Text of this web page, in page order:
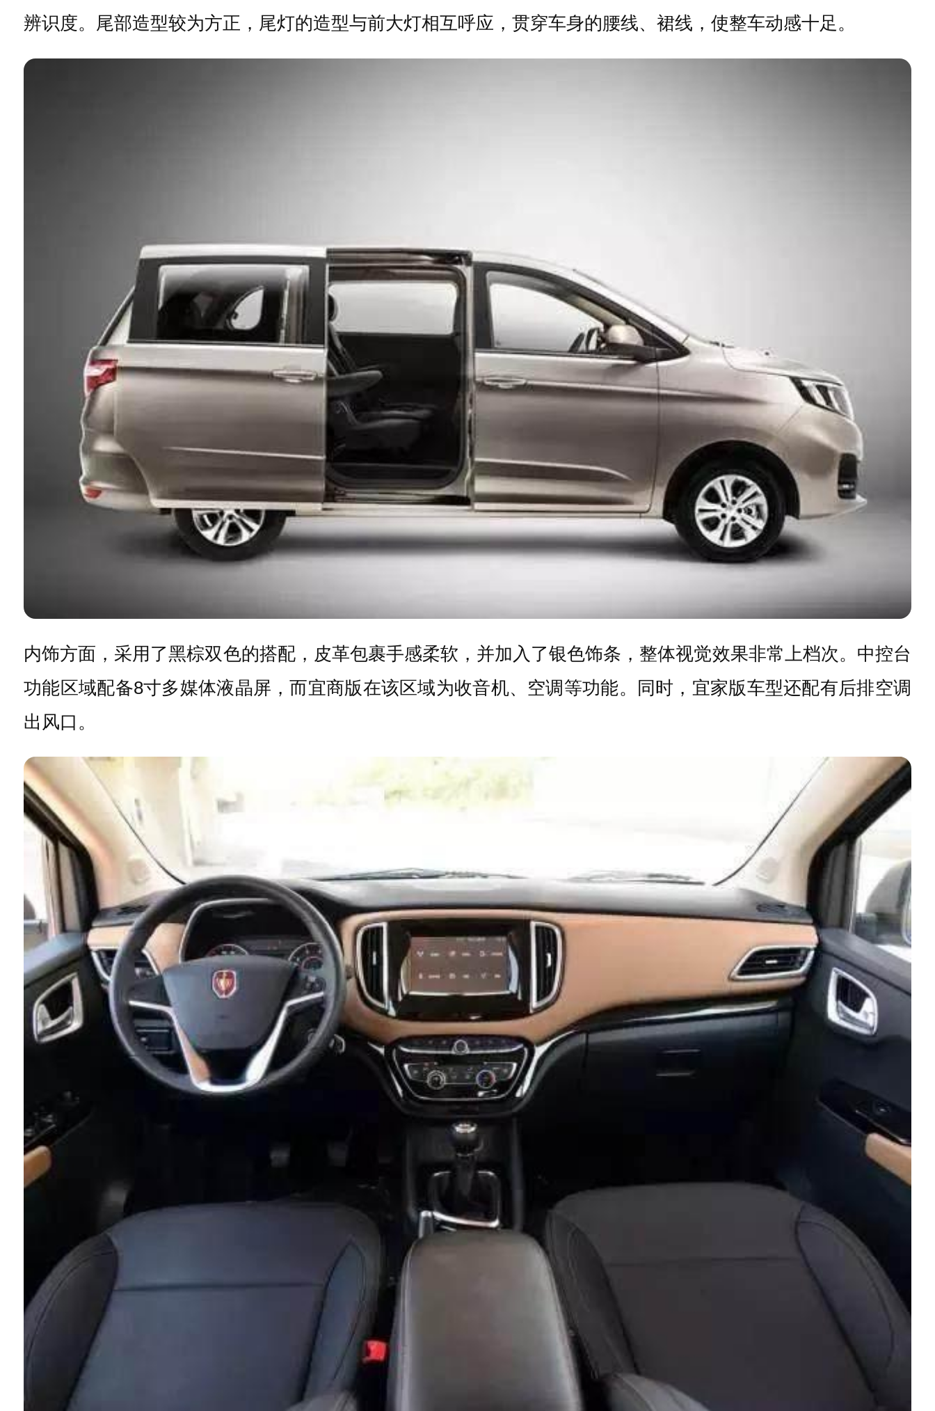
辨识度。尾部造型较为方正，尾灯的造型与前大灯相互呼应，贯穿车身的腰线、裙线，使整车动感十足。
内饰方面，采用了黑棕双色的搭配，皮革包裹手感柔软，并加入了银色饰条，整体视觉效果非常上档次。中控台
功能区域配备8寸多媒体液晶屏，而宜商版在该区域为收音机、空调等功能。同时，宜家版车型还配有后排空调
出风口。